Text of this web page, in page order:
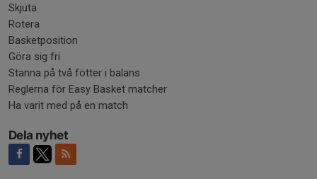
Skjuta
Rotera
Basketposition
Göra sig fri
Stanna på två fötter i balans
Reglerna för Easy Basket matcher
Ha varit med på en match
Dela nyhet